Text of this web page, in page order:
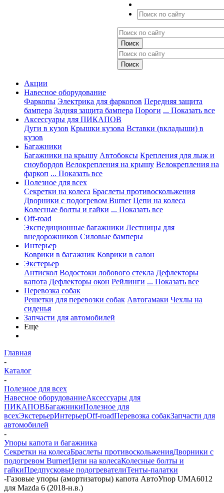
Акции
Навесное оборудование
Фаркопы Электрика для фаркопов Передняя защита
бампера Задняя защита бампера Пороги ... Показать все
Аксессуары для ПИКАПОВ
Дуги в кузов Крышки кузова Вставки (вкладыши) в
кузов
Багажники
Багажники на крышу Автобоксы Крепления для лыж и
сноубордов Велокрепления на крышу Велокрепления на
фаркоп ... Показать все
Полезное для всех
Секретки на колеса Браслеты противоскольжения
Дворники с подогревом Burner Цепи на колеса
Колесные болты и гайки ... Показать все
Off-road
Экспедиционные багажники Лестницы для
внедорожников Силовые бамперы
Интерьер
Коврики в багажник Коврики в салон
Экстерьер
Антискол Водостоки лобового стекла Дефлекторы
капота Дефлекторы окон Рейлинги ... Показать все
Перевозка собак
Решетки для перевозки собак Автогамаки Чехлы на
сиденья
Запчасти для автомобилей
Еще
Главная
-
Каталог
-
Полезное для всех
Навесное оборудованиеАксессуары для
ПИКАПОВБагажникиПолезное для
всехЭкстерьерИнтерьерOff-roadПеревозка собакЗапчасти для
автомобилей
-
Упоры капота и багажника
Секретки на колесаБраслеты противоскольженияДворники с
подогревом BurnerЦепи на колесаКолесные болты и
гайкиПредпусковые подогревателиТенты-палатки
-Газовые упоры (амортизаторы) капота АвтоУпор UMA6012
для Mazda 6 (2018-н.в.)